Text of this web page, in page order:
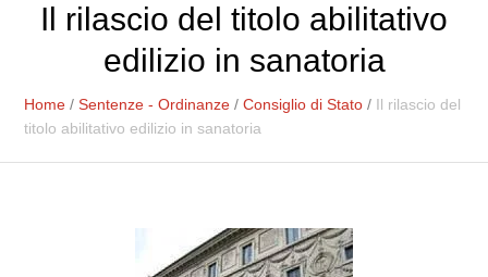
Il rilascio del titolo abilitativo
edilizio in sanatoria
Home /Sentenze - Ordinanze /Consiglio di Stato / Il rilascio del
titolo abilitativo edilizio in sanatoria